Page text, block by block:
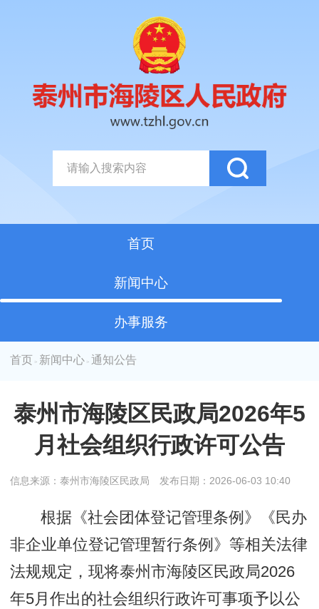
首页
新闻中心
办事服务
首页 > 新闻中心 > 通知公告
泰州市海陵区民政局2026年5
月社会组织行政许可公告
信息来源：泰州市海陵区民政局 发布日期：2026-06-03 10:40
根据《社会团体登记管理条例》《民办
非企业单位登记管理暂行条例》等相关法律
法规规定，现将泰州市海陵区民政局2026
年5月作出的社会组织行政许可事项予以公